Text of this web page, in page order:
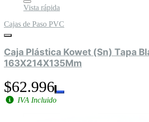
Vista rápida
Cajas de Paso PVC
Caja Plástica Kowet (Sn) Tapa
163X214X135Mm
$62.996
IVA Incluido